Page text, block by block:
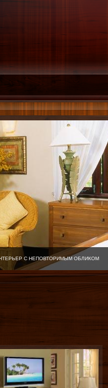
С НЕПОВТОРИМЫМ ОБЛИКОМ